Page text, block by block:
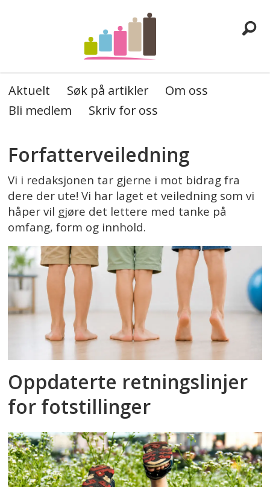
Aktuelt Søk på artikler
Om oss
Bli medlem
Skriv for oss
Tag:
aktuelt
Forfatterveiledning
Vi i redaksjonen tar gjerne i mot bidrag fra
dere der ute! Vi har laget et veiledning som vi
håper vil gjøre det lettere med tanke på
omfang, form og innhold.
Oppdaterte retningslinjer
for fotstillinger